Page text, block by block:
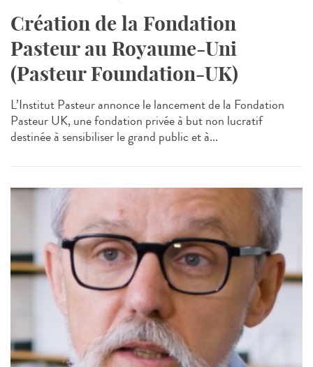
Création de la Fondation
Pasteur au Royaume-Uni
(Pasteur Foundation-UK)
L’Institut Pasteur annonce le lancement de la Fondation
Pasteur UK, une fondation privée à but non lucratif
destinée à sensibiliser le grand public et à...